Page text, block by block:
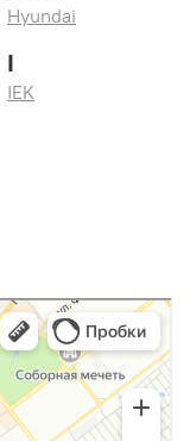
Hyundai
I
IEK